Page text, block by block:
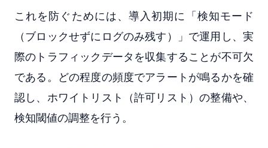
これを防ぐためには、導入初期に「検知モード
（ブロックせずにログのみ残す）」で運用し、実
際のトラフィックデータを収集することが不可欠
である。どの程度の頻度でアラートが鳴るかを確
認し、ホワイトリスト（許可リスト）の整備や、
検知閾値の調整を行う。